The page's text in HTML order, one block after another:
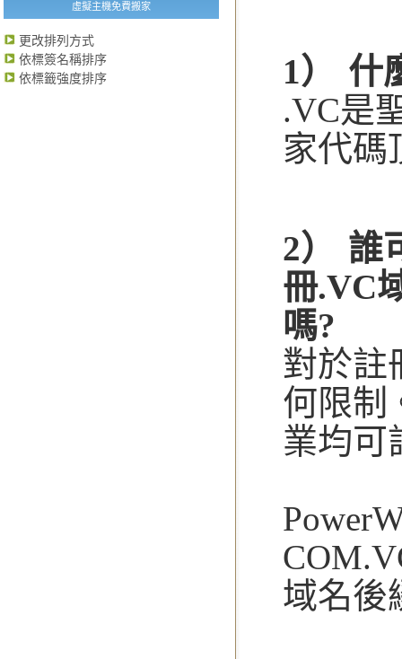
虛擬主機免費搬家
更改排列方式
依標簽名稱排序
依標籤強度排序
1） 什
.VC是
家代碼
2） 誰
冊.VC
嗎?
對於註
何限制
業均可
域名後